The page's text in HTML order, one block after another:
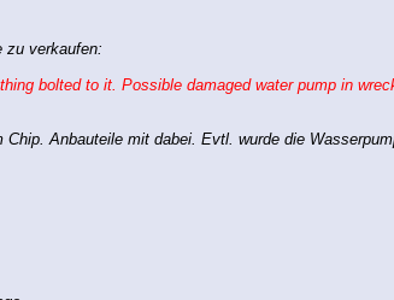
zu verkaufen:
bolted to it. Possible damaged water pump in
Anbauteile mit dabei. Evtl. wurde die